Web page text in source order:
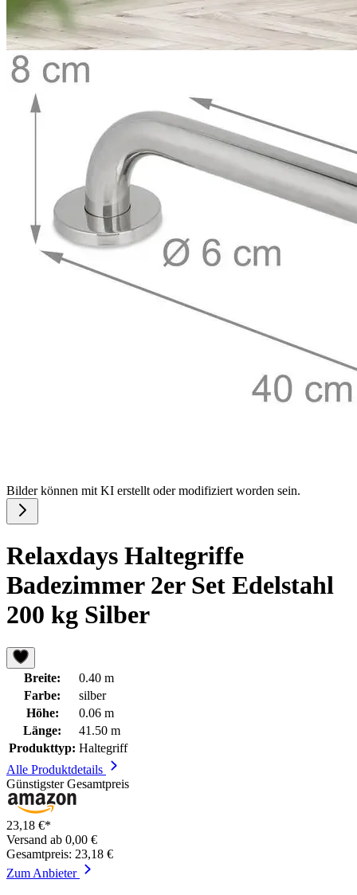
Bilder können mit KI erstellt oder modifiziert worden sein.
Relaxdays Haltegriffe
Badezimmer 2er Set Edelstahl
200 kg Silber
Breite:
0.40 m
Farbe:
silber
Höhe:
0.06 m
Länge:
41.50 m
Produkttyp: Haltegriff
Alle Produktdetails
Günstigster Gesamtpreis
23,18 €*
Versand ab 0,00 €
Gesamtpreis: 23,18 €
Zum Anbieter